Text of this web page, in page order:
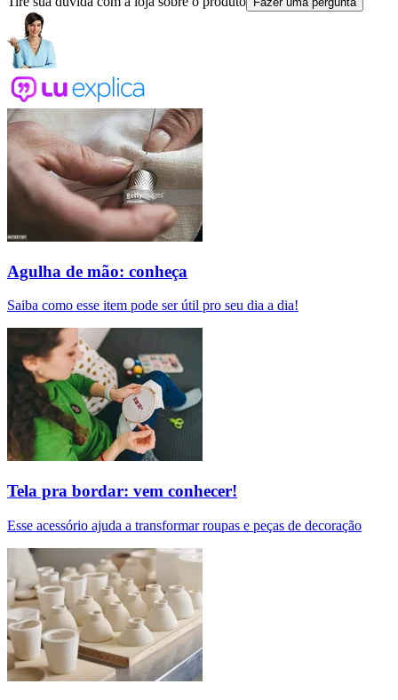
Agulha de mão: conheça
Saiba como esse item pode ser útil pro seu dia a dia!
Tela pra bordar: vem conhecer!
Esse acessório ajuda a transformar roupas e peças de decoração